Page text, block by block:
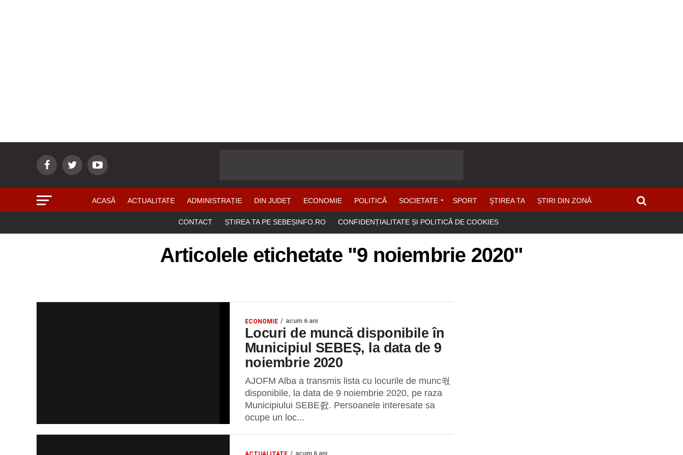
ACASĂ ACTUALITATE ADMINISTRAȚIE DIN JUDEȚ ECONOMIE POLITICĂ SOCIETATE SPORT ŞTIREA TA ȘTIRI DIN ZONĂ
CONTACT ȘTIREA TA PE SEBEȘINFO.RO CONFIDENȚIALITATE ȘI POLITICĂ DE COOKIES
Articolele etichetate "9 noiembrie 2020"
ECONOMIE acum 6 ani
Locuri de muncă disponibile în
Municipiul SEBEȘ, la data de 9
noiembrie 2020
AJOFM Alba a transmis lista cu locurile de munc쒃
disponibile, la data de 9 noiembrie 2020, pe raza
Municipiului SEBE좘. Persoanele interesate sa
ocupe un loc...
acum 6 ani